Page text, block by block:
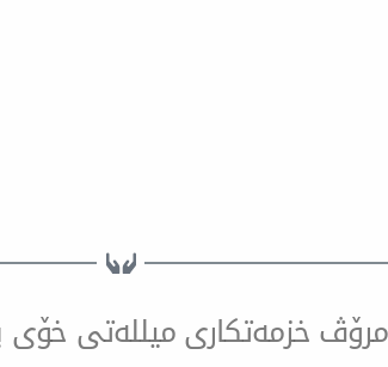
مرۆڤ خزمەتكاری میللەتی